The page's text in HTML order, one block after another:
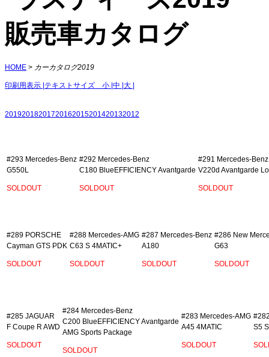
HOME > カーカタログ2019
印刷用表示 |テキストサイズ 小 |中 |大 |
20192018201720162015201420132012
#293 Mercedes-Benz
G550L
SOLDOUT
#292 Mercedes‐Benz
C180 BlueEFFICIENCY Avantgarde
SOLDOUT
#291 Mercedes‐Benz
V220d Avantgarde
SOLDOUT
#289 PORSCHE
Cayman GTS PDK
SOLDOUT
#288 Mercedes‐AMG
C63 S 4MATIC+
SOLDOUT
#287 Mercedes-Benz
A180
SOLDOUT
#286 New
G63
SOLDOUT
#285 JAGUAR
F Coupe R AWD
SOLDOUT
#284 Mercedes‐Benz
C200 BlueEFFICIENCY Avantgarde
AMG Sports Package
SOLDOUT
#283 Mercedes-AMG
A45 4MATIC
SOLDOUT
S5